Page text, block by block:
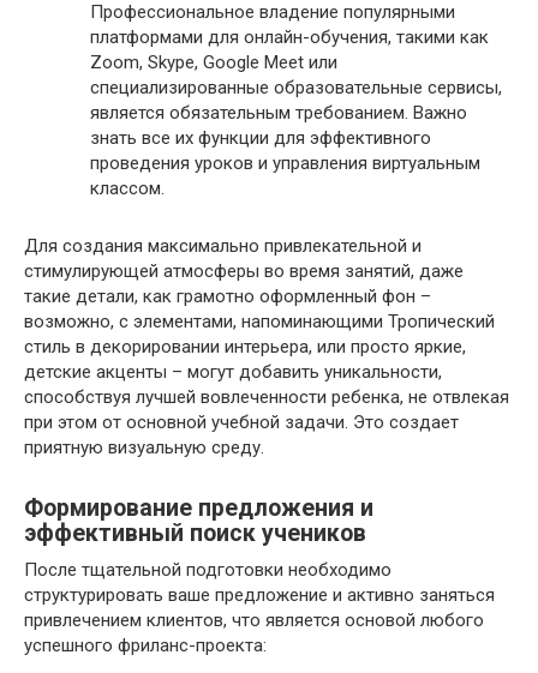
Профессиональное владение популярными
платформами для онлайн-обучения, такими как
Zoom, Skype, Google Meet или
специализированные образовательные сервисы,
является обязательным требованием. Важно
знать все их функции для эффективного
проведения уроков и управления виртуальным
классом.
Для создания максимально привлекательной и
стимулирующей атмосферы во время занятий, даже
такие детали, как грамотно оформленный фон –
возможно, с элементами, напоминающими Тропический
стиль в декорировании интерьера, или просто яркие,
детские акценты – могут добавить уникальности,
способствуя лучшей вовлеченности ребенка, не отвлекая
при этом от основной учебной задачи. Это создает
приятную визуальную среду.
Формирование предложения и
эффективный поиск учеников
После тщательной подготовки необходимо
структурировать ваше предложение и активно заняться
привлечением клиентов, что является основой любого
успешного фриланс-проекта: